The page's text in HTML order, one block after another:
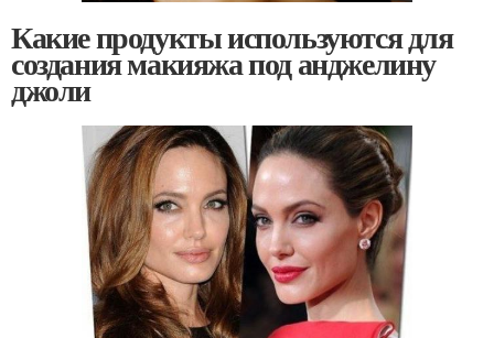
Какие продукты используются для
создания макияжа под анджелину
джоли